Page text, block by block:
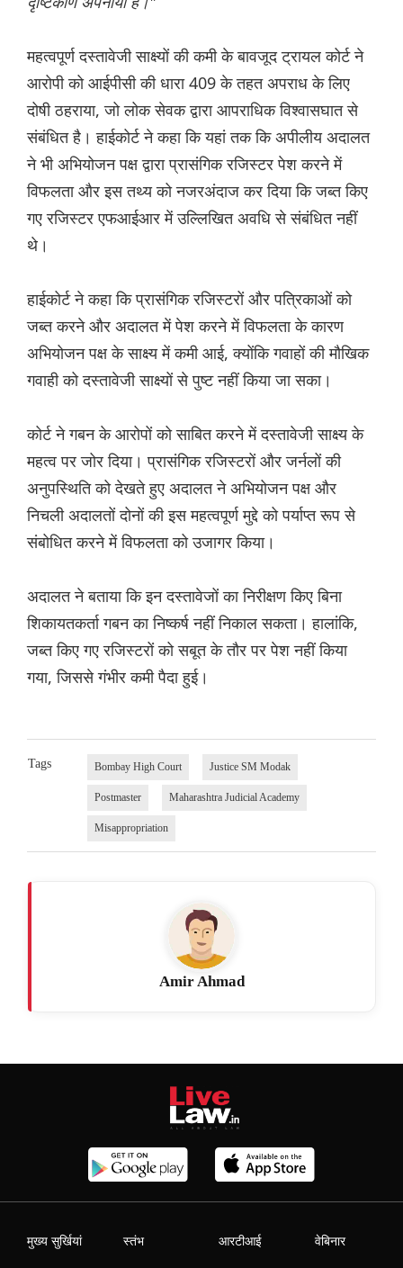
महत्वपूर्ण दस्तावेजी साक्ष्यों की कमी के बावजूद ट्रायल कोर्ट ने
आरोपी को आईपीसी की धारा 409 के तहत अपराध के लिए
दोषी ठहराया, जो लोक सेवक द्वारा आपराधिक विश्वासघात से
संबंधित है। हाईकोर्ट ने कहा कि यहां तक ​​कि अपीलीय अदालत
ने भी अभियोजन पक्ष द्वारा प्रासंगिक रजिस्टर पेश करने में
विफलता और इस तथ्य को नजरअंदाज कर दिया कि जब्त किए
गए रजिस्टर एफआईआर में उल्लिखित अवधि से संबंधित नहीं
थे।
हाईकोर्ट ने कहा कि प्रासंगिक रजिस्टरों और पत्रिकाओं को
जब्त करने और अदालत में पेश करने में विफलता के कारण
अभियोजन पक्ष के साक्ष्य में कमी आई, क्योंकि गवाहों की मौखिक
गवाही को दस्तावेजी साक्ष्यों से पुष्ट नहीं किया जा सका।
कोर्ट ने गबन के आरोपों को साबित करने में दस्तावेजी साक्ष्य के
महत्व पर जोर दिया। प्रासंगिक रजिस्टरों और जर्नलों की
अनुपस्थिति को देखते हुए अदालत ने अभियोजन पक्ष और
निचली अदालतों दोनों की इस महत्वपूर्ण मुद्दे को पर्याप्त रूप से
संबोधित करने में विफलता को उजागर किया।
अदालत ने बताया कि इन दस्तावेजों का निरीक्षण किए बिना
शिकायतकर्ता गबन का निष्कर्ष नहीं निकाल सकता। हालांकि,
जब्त किए गए रजिस्टरों को सबूत के तौर पर पेश नहीं किया
गया, जिससे गंभीर कमी पैदा हुई।
Tags Bombay High Court Justice SM Modak
Postmaster Maharashtra Judicial Academy
Misappropriation
Amir Ahmad
मुख्य सुर्खियां स्तंभ आरटीआई वेबिनार